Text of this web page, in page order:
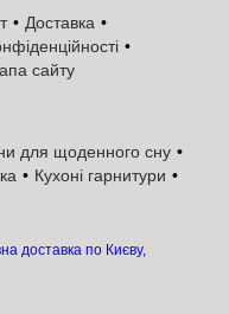
Доставка
сайту
для щоденного сну
Кухоні гарнитури
доставка по Києву,